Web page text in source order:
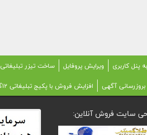
پنل کاربری ویرایش پروفایل ساخت تیزر تبلیغاتی
آگهی افزایش فروش با پکیج تبلیغاتی 12گانه
سایت فروش آنلاین: